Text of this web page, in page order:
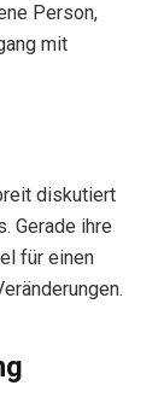
Person,
mit
diskutiert
Gerade ihre
für einen